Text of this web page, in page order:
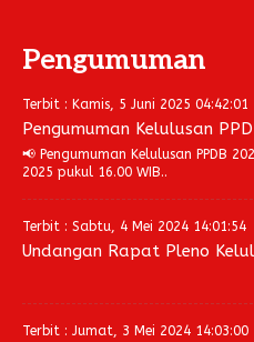
Pengumuman
Terbit : Kamis, 5 Juni 2025 04:42:01
Pengumuman Kelulusan
📢 Pengumuman Kelulusan PPDB
2025 pukul 16.00 WIB..
Terbit : Sabtu, 4 Mei 2024 14:01:54
Undangan Rapat Pleno
Terbit : Jumat, 3 Mei 2024 14:03:00